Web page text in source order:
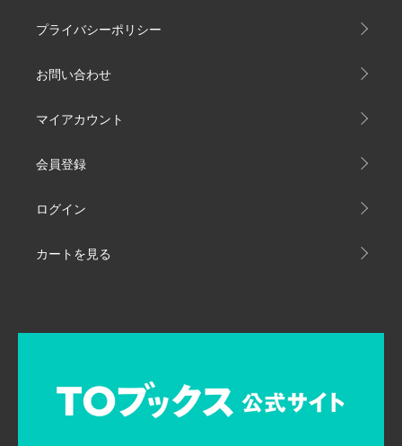
プライバシーポリシー
お問い合わせ
マイアカウント
会員登録
ログイン
カートを見る